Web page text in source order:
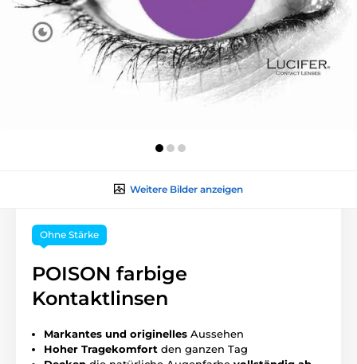
Weitere Bilder anzeigen
Ohne Stärke
POISON farbige
Kontaktlinsen
Markantes und originelles Aussehen
Hoher Tragekomfort den ganzen Tag